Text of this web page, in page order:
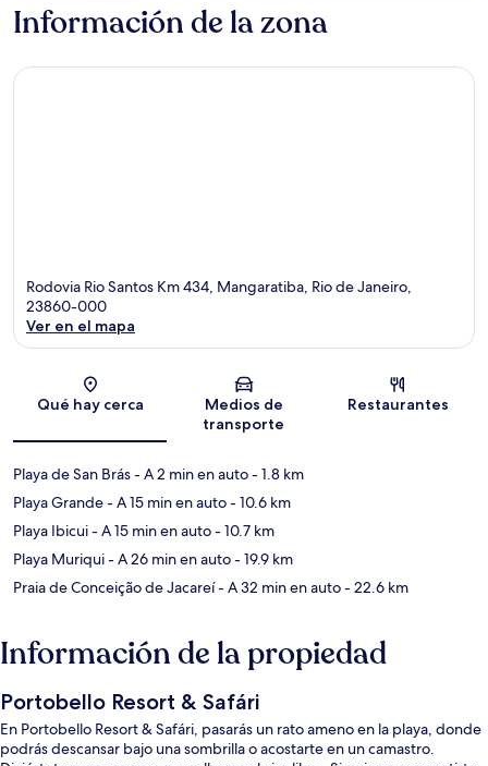
Información de la zona
Rodovia Rio Santos Km 434, Mangaratiba, Rio de Janeiro,
23860-000
Ver en el mapa
Qué hay cerca
Medios de
transporte
Restaurantes
Playa de San Brás- A 2 min en auto- 1.8 km
Playa Grande- A 15 min en auto- 10.6 km
Playa Ibicui- A 15 min en auto- 10.7 km
Playa Muriqui- A 26 min en auto- 19.9 km
Praia de Conceição de Jacareí- A 32 min en auto- 22.6 km
Información de la propiedad
Portobello Resort & Safári
En Portobello Resort & Safári, pasarás un rato ameno en la playa, donde
podrás descansar bajo una sombrilla o acostarte en un camastro.